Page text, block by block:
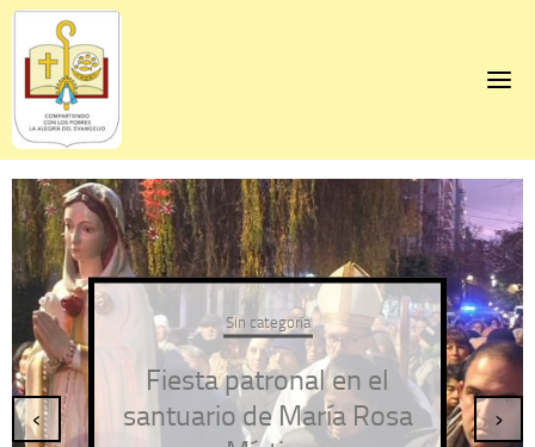
Skip
content
Sin categoría
Fiesta patronal en el
santuario de María Rosa
‹ ›